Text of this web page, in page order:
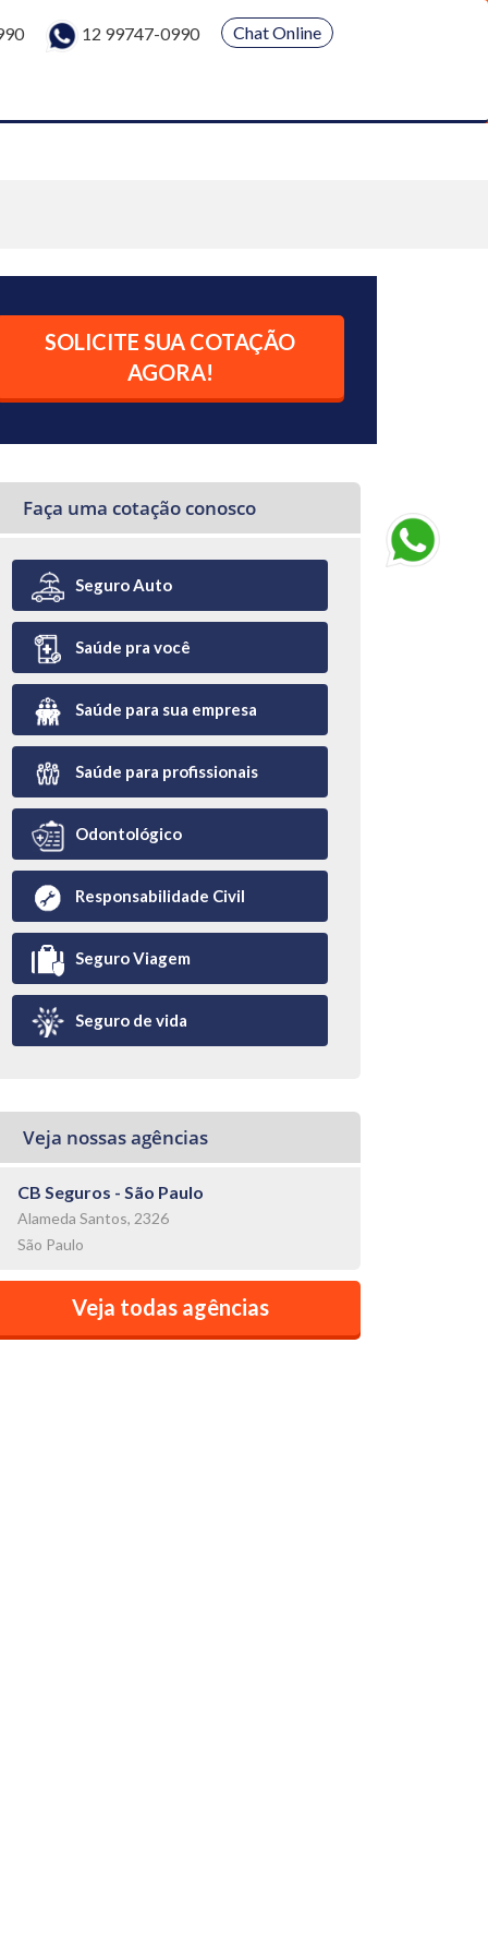
12 99747-0990 Chat Online
SOLICITE SUA COTAÇÃO
AGORA!
Faça uma cotação conosco
Seguro Auto
Saúde pra você
Saúde para sua empresa
Saúde para profissionais
Odontológico
Responsabilidade Civil
Seguro Viagem
Seguro de vida
Veja nossas agências
CB Seguros - São Paulo
Alameda Santos, 2326
São Paulo
Veja todas agências